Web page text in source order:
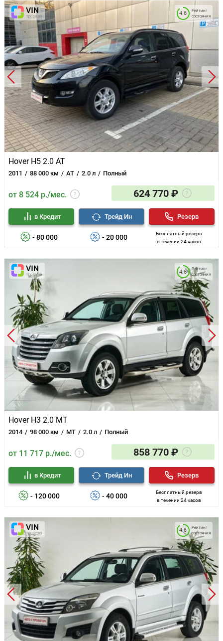
Hover H5 2.0 AT
2011 88 000 км AT 2.0 л Полный
Рейтинг
состояния
4.6
от 8 524 р./мес. 624 770 ₽
- 80 000
в Кредит
- 20 000
Трейд Ин
Бесплатный резерв
в течении 24 часов
Резерв
Hover H3 2.0 MT
2014 98 000 км MT 2.0 л Полный
Рейтинг
состояния
4.6
от 11 717 р./мес. 858 770 ₽
- 120 000
в Кредит
- 40 000
Трейд Ин
Бесплатный резерв
в течении 24 часов
Резерв
Рейтинг
состояния
4.6